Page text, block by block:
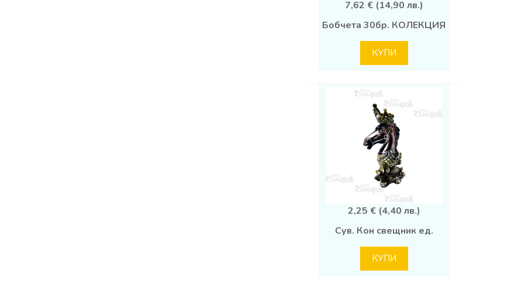
7,62 € (14,90 лв.)
Бобчета 30бр. КОЛЕКЦИЯ
КУПИ
2,25 € (4,40 лв.)
Сув. Кон свещник ед.
КУПИ